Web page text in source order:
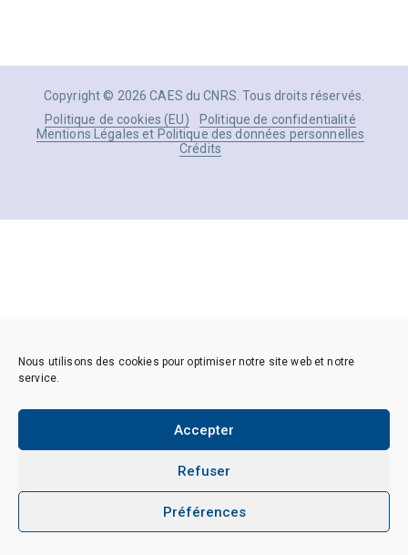
Nous utilisons des cookies pour optimiser notre site web et notre
service.
Accepter
Refuser
Préférences
Copyright © 2026 CAES du CNRS. Tous droits réservés.
Politique de cookies (EU)
Politique de confidentialité
Mentions Légales et Politique des données personnelles
Crédits